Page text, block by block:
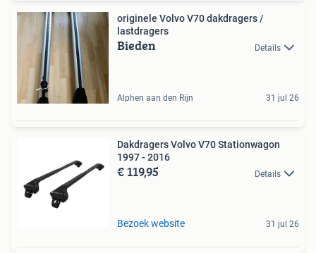
originele Volvo V70 dakdragers /
lastdragers
Bieden Details
Alphen aan den Rijn 31 jul 26
Dakdragers Volvo V70 Stationwagon
1997 - 2016
€ 119,95 Details
Bezoek website 31 jul 26